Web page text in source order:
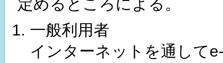
定めるところによる。
一般利用者
インターネットを通して